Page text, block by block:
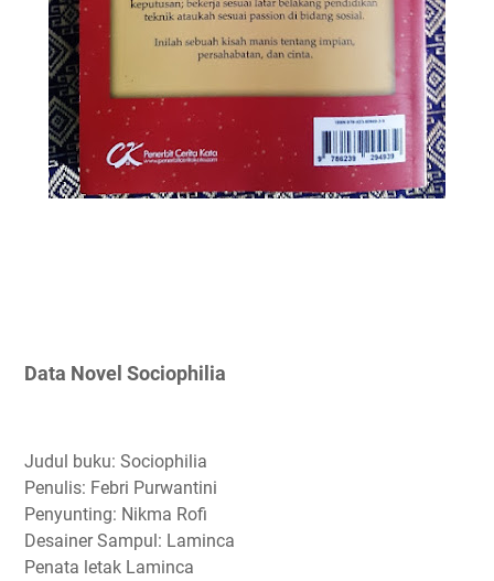
Data Novel Sociophilia
Judul buku: Sociophilia
Penulis: Febri Purwantini
Penyunting: Nikma Rofi
Desainer Sampul: Laminca
Penata letak Laminca